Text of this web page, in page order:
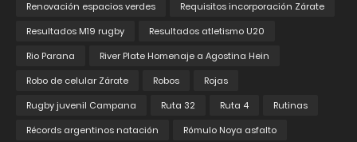
Renovación espacios verdes
Requisitos incorporación Zárate
Resultados M19 rugby
Resultados atletismo U20
Rio Parana
River Plate Homenaje a Agostina Hein
Robo de celular Zárate
Robos
Rojas
Rugby juvenil Campana
Ruta 32 Ruta 4
Rutinas
Récords argentinos natación
Rómulo Noya asfalto